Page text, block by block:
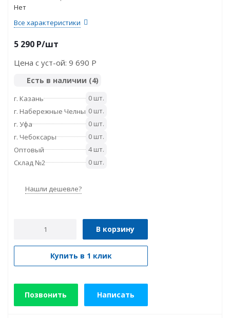
Нет
Все характеристики
5 290 P/шт
Цена с уст-ой: 9 690 P
Есть в наличии (4)
г. Казань
0 шт.
г. Набережные Челны 0 шт.
г. Уфа
0 шт.
г. Чебоксары
0 шт.
Оптовый
4 шт.
Склад №2
0 шт.
Нашли дешевле?
В корзину
Купить в 1 клик
Позвонить Написать